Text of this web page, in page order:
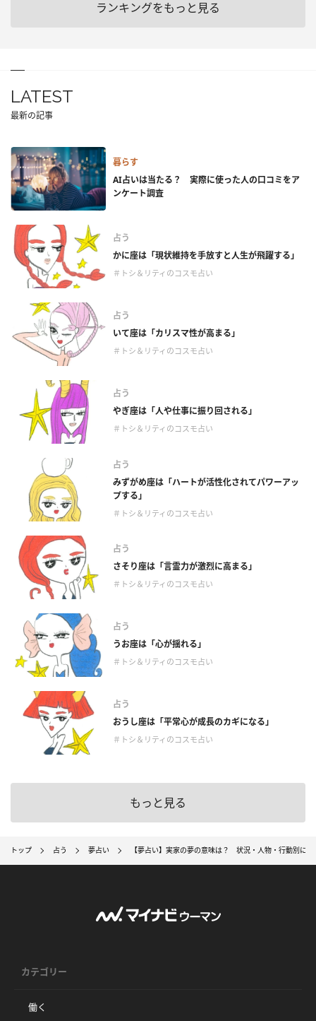
ランキングをもっと見る
LATEST
最新の記事
暮らす
AI占いは当たる？ 実際に使った人の口コミをア
ンケート調査
占う
かに座は「現状維持を手放すと人生が飛躍する」
＃トシ＆リティのコスモ占い
占う
いて座は「カリスマ性が高まる」
＃トシ＆リティのコスモ占い
占う
やぎ座は「人や仕事に振り回される」
＃トシ＆リティのコスモ占い
占う
みずがめ座は「ハートが活性化されてパワーアッ
プする」
＃トシ＆リティのコスモ占い
占う
さそり座は「言霊力が激烈に高まる」
＃トシ＆リティのコスモ占い
占う
うお座は「心が揺れる」
＃トシ＆リティのコスモ占い
占う
おうし座は「平常心が成長のカギになる」
＃トシ＆リティのコスモ占い
もっと見る
トップ 占う 夢占い 【夢占い】実家の夢の意味は？ 状況・人物・行動別に解
カテゴリー
働く